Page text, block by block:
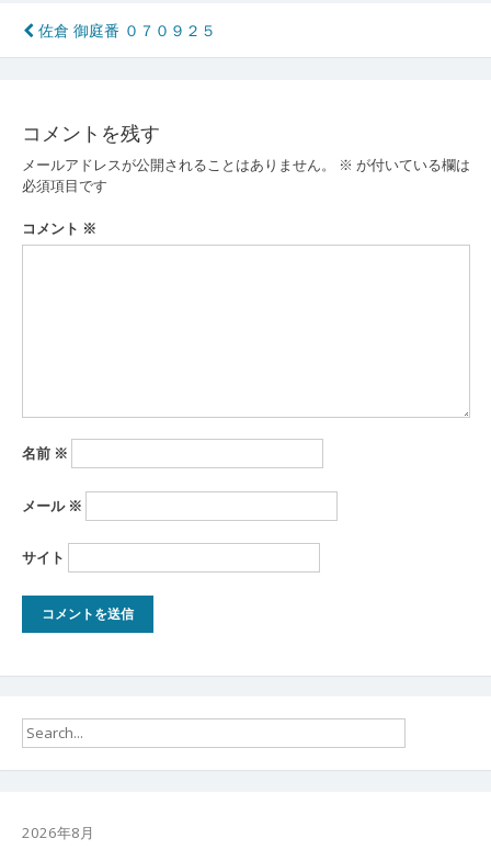
投
稿
ビ
ゲ
ー
シ
佐倉 御庭番 ０７０９２５
コメントを残す
メールアドレスが公開されることはありません。 ※ が付いている欄は
必須項目です
コメント ※
名前 ※
メール ※
サイト
2026年8月